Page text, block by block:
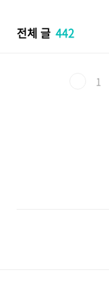
전체 글 442
1